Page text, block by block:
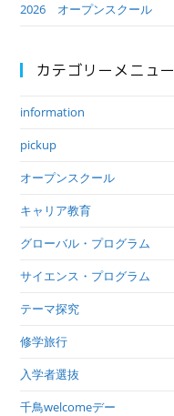
2026 オープンスクール
カテゴリーメニュー
information
pickup
オープンスクール
キャリア教育
グローバル・プログラム
サイエンス・プログラム
テーマ探究
修学旅行
入学者選抜
千鳥welcomeデー